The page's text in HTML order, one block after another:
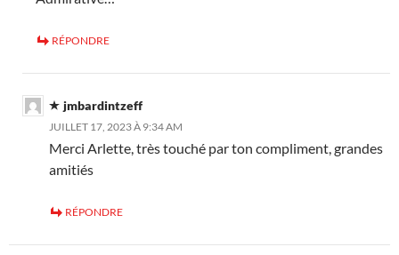
RÉPONDRE
jmbardintzeff
JUILLET 17, 2023 À 9:34 AM
Merci Arlette, très touché par ton compliment, grandes
amitiés
RÉPONDRE